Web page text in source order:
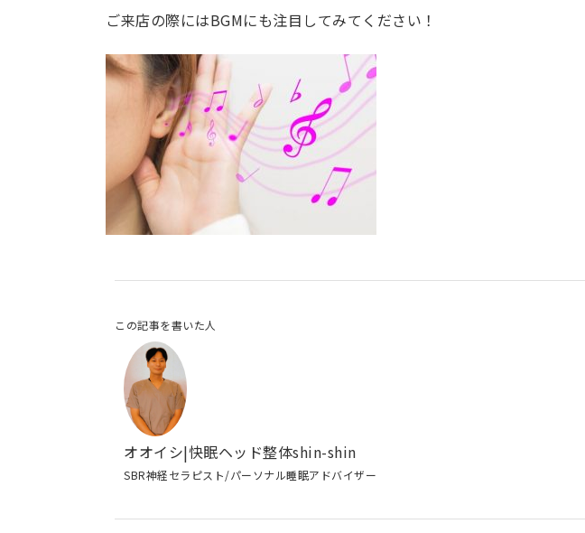
ご来店の際にはBGMにも注目してみてください！
この記事を書いた人
オオイシ|快眠ヘッド整体shin-shin
SBR神経セラピスト/パーソナル睡眠アドバイザー